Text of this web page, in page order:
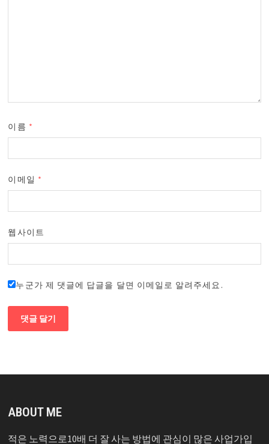
이름 *
이메일 *
웹사이트
누군가 제 댓글에 답글을 달면 이메일로 알려주세요.
ABOUT ME
적은 노력으로10배 더 잘 사는 방법에 관심이 많은 사업가입